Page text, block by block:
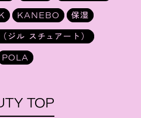
KANEBO
保湿
ル スチュアート）
POLA
TOP